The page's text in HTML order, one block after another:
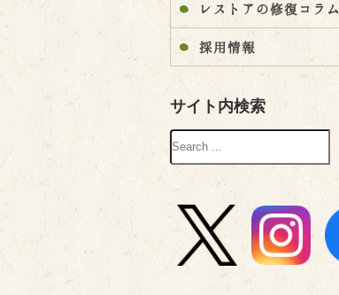
レストアの修復コラム
採用情報
サイト内検索